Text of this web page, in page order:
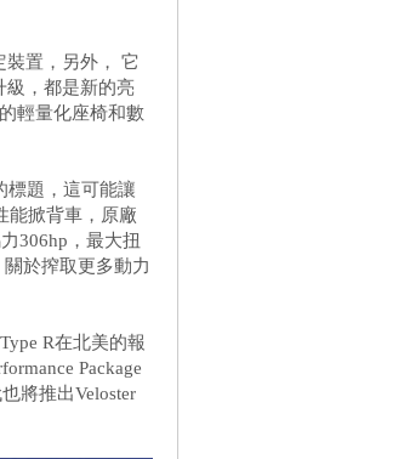
裝置，另外， 它
級，都是新的亮
輕量化座椅和數
標題，這可能讓
能掀背車，原廠
306hp，最大扭
於搾取更多動力
R在北美的報
Package
將推出Veloster